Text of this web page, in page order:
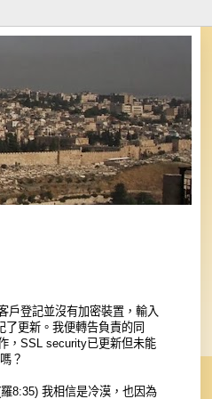
戶登記並沒有加密裝置，輸入
更新。我便轉告負責的同
，SSL security已更新但未能
？
8:35) 我相信是冷漠，也因為